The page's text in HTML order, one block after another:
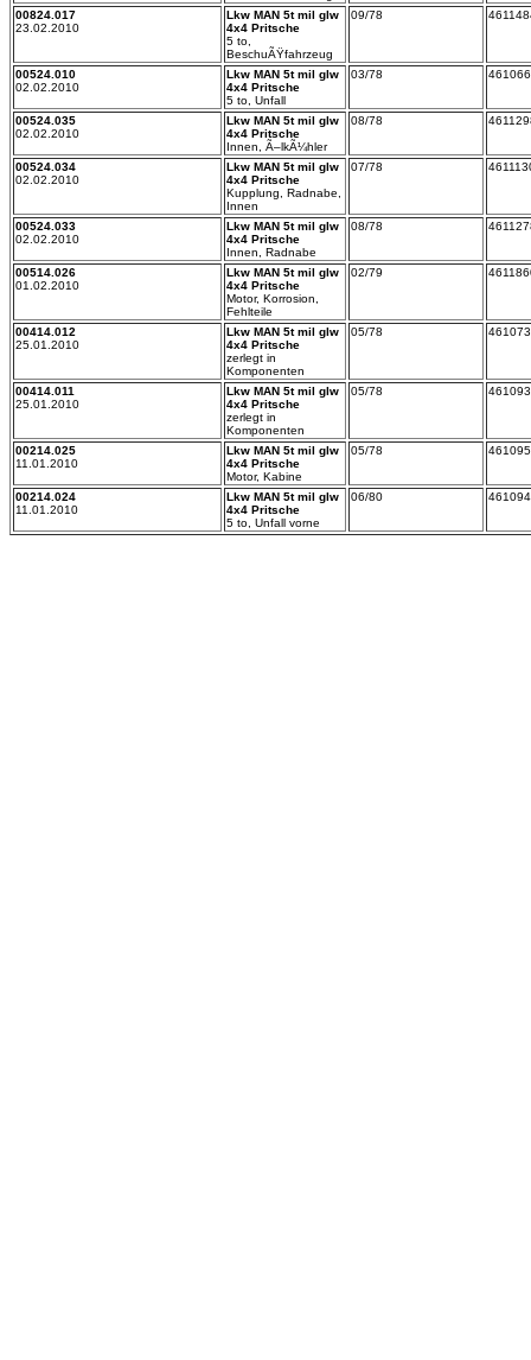
00824.017
23.02.2010
Lkw MAN 5t mil glw
4x4 Pritsche
5 to,
BeschuÃŸfahrzeug
09/78
00524.010
02.02.2010
Lkw MAN 5t mil glw
4x4 Pritsche
5 to, Unfall
03/78
00524.035
02.02.2010
Lkw MAN 5t mil glw
4x4 Pritsche
Innen, Ã–lkÃ¼hler
08/78
00524.034
02.02.2010
Lkw MAN 5t mil glw
4x4 Pritsche
Kupplung, Radnabe,
Innen
07/78
00524.033
02.02.2010
Lkw MAN 5t mil glw
4x4 Pritsche
Innen, Radnabe
08/78
00514.026
01.02.2010
Lkw MAN 5t mil glw
4x4 Pritsche
Motor, Korrosion,
Fehlteile
02/79
00414.012
25.01.2010
Lkw MAN 5t mil glw
4x4 Pritsche
zerlegt in
Komponenten
05/78
00414.011
25.01.2010
Lkw MAN 5t mil glw
4x4 Pritsche
zerlegt in
Komponenten
05/78
00214.025
11.01.2010
Lkw MAN 5t mil glw
4x4 Pritsche
Motor, Kabine
05/78
00214.024
11.01.2010
Lkw MAN 5t mil glw
4x4 Pritsche
5 to, Unfall vorne
06/80